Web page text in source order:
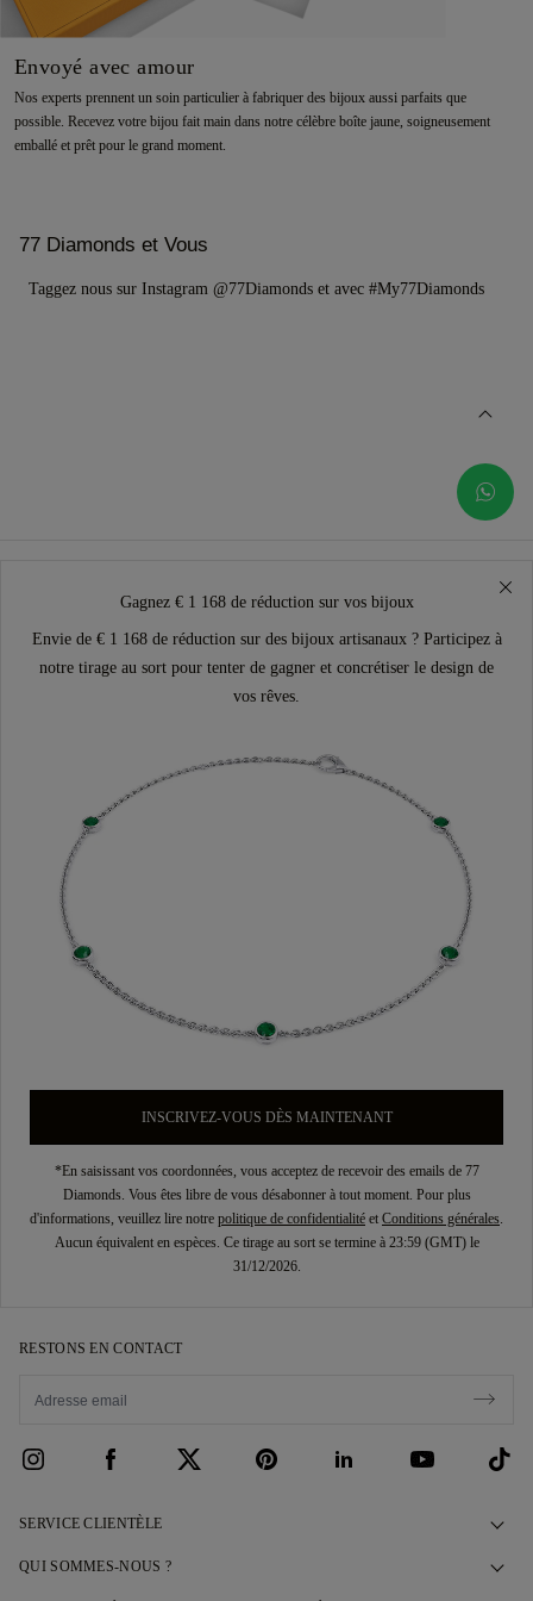
Envoyé avec amour
Nos experts prennent un soin particulier à fabriquer des bijoux aussi parfaits que
possible. Recevez votre bijou fait main dans notre célèbre boîte jaune, soigneusement
emballé et prêt pour le grand moment.
77 Diamonds et Vous
Taggez nous sur Instagram @77Diamonds et avec #My77Diamonds
Gagnez € 1 168 de réduction sur vos bijoux
Envie de € 1 168 de réduction sur des bijoux artisanaux ? Participez à
notre tirage au sort pour tenter de gagner et concrétiser le design de
vos rêves.
INSCRIVEZ-VOUS DÈS MAINTENANT
*En saisissant vos coordonnées, vous acceptez de recevoir des emails de 77
Diamonds. Vous êtes libre de vous désabonner à tout moment. Pour plus
d'informations, veuillez lire notre politique de confidentialité et Conditions générales.
Aucun équivalent en espèces. Ce tirage au sort se termine à 23:59 (GMT) le
31/12/2026.
RESTONS EN CONTACT
SERVICE CLIENTÈLE
Contactez-nous
QUI SOMMES-NOUS ?